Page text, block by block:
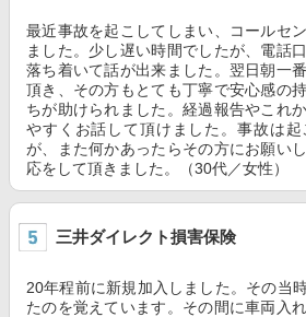
最近事故を起こしてしまい、コールセ
ました。少し遅い時間でしたが、電話
落ち着いて話が出来ました。翌日朝一
頂き、その方もとても丁寧で安心感の
ちが助けられました。経過報告やこれ
やすくお話して頂けました。事故は
が、また何かあったらその方にお願い
応をして頂きました。（30代／女性）
三井ダイレクト損害保険
20年程前に新規加入しました。その当
たのを覚えています。その間に車両入